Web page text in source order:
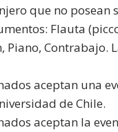
que no
Flauta
Piano,
aceptan una
de Chile.
aceptan la